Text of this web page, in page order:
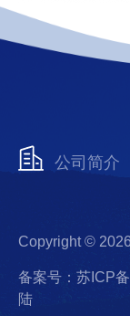
公司简介
Copyright ©
备案号：苏ICP
陆